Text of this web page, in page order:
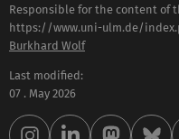
Responsible for the content of
https://www.uni-ulm.de/
Burkhard Wolf
Last modified:
07 . May 2026